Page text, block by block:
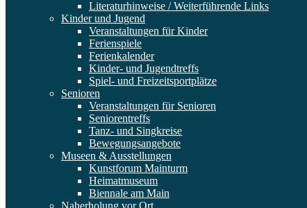
Literaturhinweise / Weiterführende Links
Kinder und Jugend
Veranstaltungen für Kinder
Ferienspiele
Ferienkalender
Kinder- und Jugendtreffs
Spiel- und Freizeitsportplätze
Senioren
Veranstaltungen für Senioren
Seniorentreffs
Tanz- und Singkreise
Bewegungsangebote
Museen & Ausstellungen
Kunstforum Mainturm
Heimatmuseum
Biennale am Main
Naherholung vor Ort